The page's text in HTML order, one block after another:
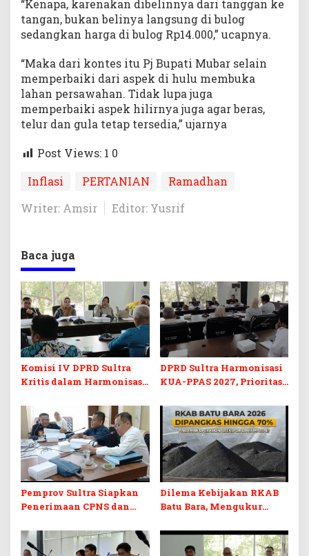
“Kenapa, karenakan dibelinnya dari tanggan ke
tangan, bukan belinya langsung di bulog
sedangkan harga di bulog Rp14.000,” ucapnya.
“Maka dari kontes itu Pj Bupati Mubar selain
memperbaiki dari aspek di hulu membuka
lahan persawahan. Tidak lupa juga
memperbaiki aspek hilirnya juga agar beras,
telur dan gula tetap tersedia,” ujarnya
Post Views: 1 0
Inflasi
PERTANIAN
Ramadhan
Writer: Amsir
Editor: Yusrif
Baca juga
Komisi IV DPRD Sultra
Kritis dalam Harmonisasi
Perubahan APBD 2026
DPRD Sultra Harmonisasi
KUA-PPAS 2027, Prioritas
dan Pelunasan Utang
Infrastruktur
Pemprov Sultra Siapkan
Penerimaan CPNS dan
Desak Formasi Disabilitas
Dilema Kebijakan RKAB
Batu Bara, Mengukur
Penerimaan Negara dan
Kepastian Investasi